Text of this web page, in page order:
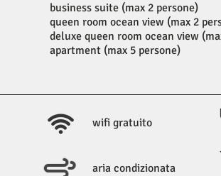
business suite (max 2 persone)
queen room ocean view (max 2
deluxe queen room ocean view
apartment (max 5 persone)
wifi gratuito
aria condizionata